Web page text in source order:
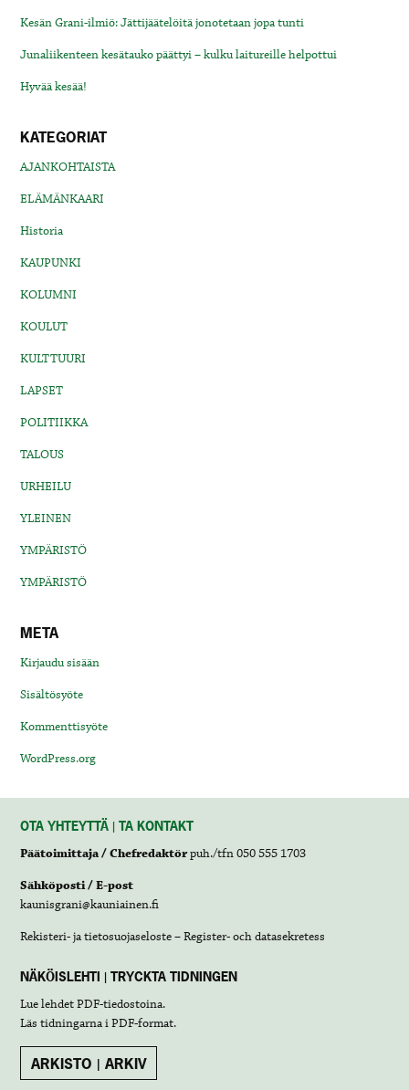
Kesän Grani-ilmiö: Jättijäätelöitä jonotetaan jopa tunti
Junaliikenteen kesätauko päättyi – kulku laitureille helpottui
Hyvää kesää!
KATEGORIAT
AJANKOHTAISTA
ELÄMÄNKAARI
Historia
KAUPUNKI
KOLUMNI
KOULUT
KULTTUURI
LAPSET
POLITIIKKA
TALOUS
URHEILU
YLEINEN
YMPÄRISTÖ
YMPÄRISTÖ
META
Kirjaudu sisään
Sisältösyöte
Kommenttisyöte
WordPress.org
OTA YHTEYTTÄ | TA KONTAKT
Päätoimittaja / Chefredaktörpuh./tfn 050 555 1703
Sähköposti / E-post
kaunisgrani@kauniainen.fi
Rekisteri- ja tietosuojaseloste – Register- och datasekretess
NÄKÖISLEHTI | TRYCKTA TIDNINGEN
Lue lehdetPDF-tiedostoina.
Läs tidningarna iPDF-format.
ARKISTO | ARKIV